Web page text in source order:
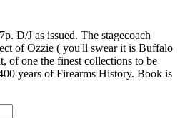
D/J as issued. The stagecoach
of Ozzie ( you'll swear it is Buffalo
of one the finest collections to be
years of Firearms History. Book is